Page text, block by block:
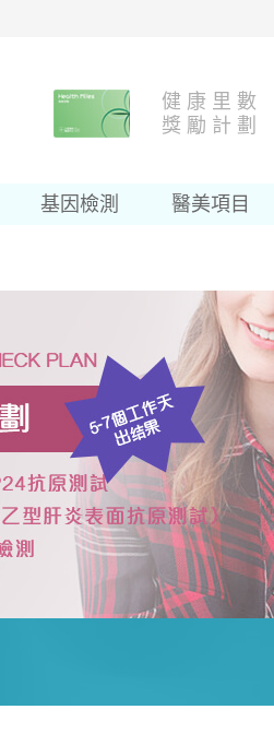
健 康 里 數
獎 勵 計 劃
基因檢測 醫美項目